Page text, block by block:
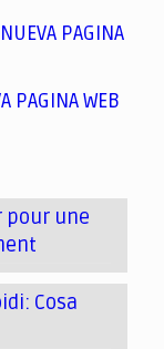
PAGINA
PAGINA WEB
pour une
Cosa